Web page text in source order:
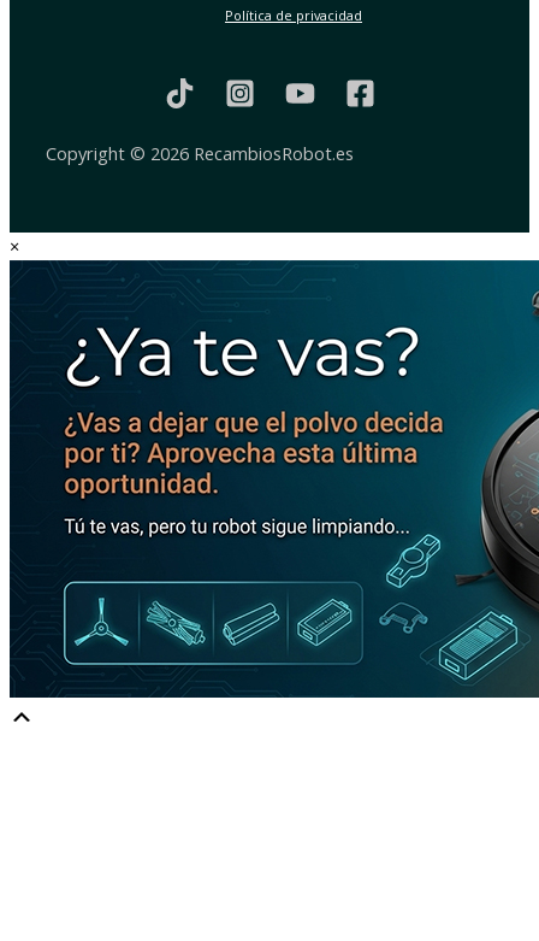
Política de privacidad
Copyright © 2026 RecambiosRobot.es
×